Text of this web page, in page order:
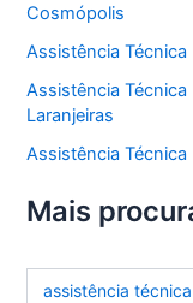
Cosmópolis
Assistência
Assistência
Laranjeiras
Assistência Técnica
Mais
assistência